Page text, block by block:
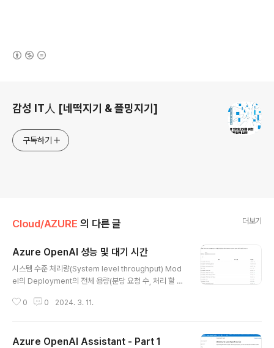
감성 IT人 [네떡지기 & 플밍지기]
구독하기
Cloud/AZURE 의 다른 글 더보기
Azure OpenAI 성능 및 대기 시간
시스템 수준 처리량(System level throughput) Mod
el의 Deployment의 전체 용량(분당 요청 수, 처리 할 수
ployment에 할당된 할당량(quota)이 처리량에 부분적
출에 대한 지연으로 할당량만큼의 높은 처리량이 불가 할
0 0 2024. 3. 11.
Azure OpenAI Assistant - Part 1